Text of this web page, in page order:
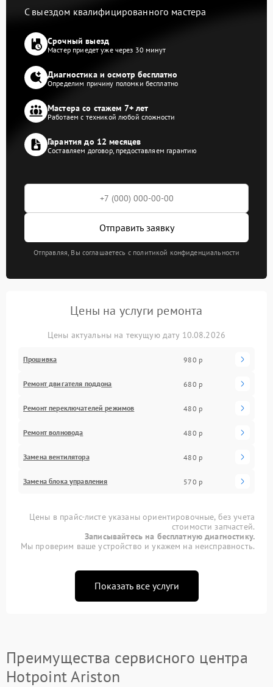
С выездом квалифицированного мастера
Срочный выезд
Мастер приедет уже через 30 минут
Диагностика и осмотр бесплатно
Определим причину поломки бесплатно
Мастера со стажем 7+ лет
Работаем с техникой любой сложности
Гарантия до 12 месяцев
Составляем договор, предоставляем гарантию
Отправить заявку
Отправляя, Вы соглашаетесь с политикой конфиденциальности
Цены на услуги ремонта
Цены актуальны на текущую дату 10.08.2026
Прошивка 980 р
Ремонт двигателя поддона 680 р
Ремонт переключателей режимов 480 р
Ремонт волновода 480 р
Замена вентилятора 480 р
Замена блока управления 570 р
Цены в прайс-листе указаны ориентировочные, без учета
стоимости запчастей.
Записывайтесь на бесплатную диагностику.
Мы проверим ваше устройство и укажем на неисправность.
Показать все услуги
Преимущества сервисного центра
Hotpoint Ariston